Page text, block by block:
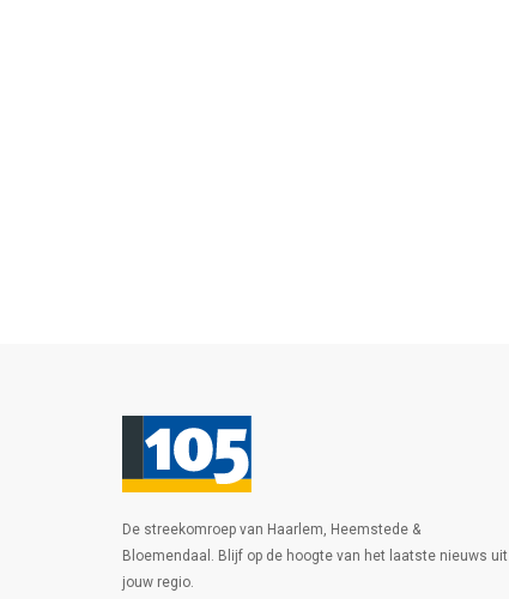
De streekomroep van Haarlem, Heemstede &
Bloemendaal. Blijf op de hoogte van het laatste nieuws uit
jouw regio.